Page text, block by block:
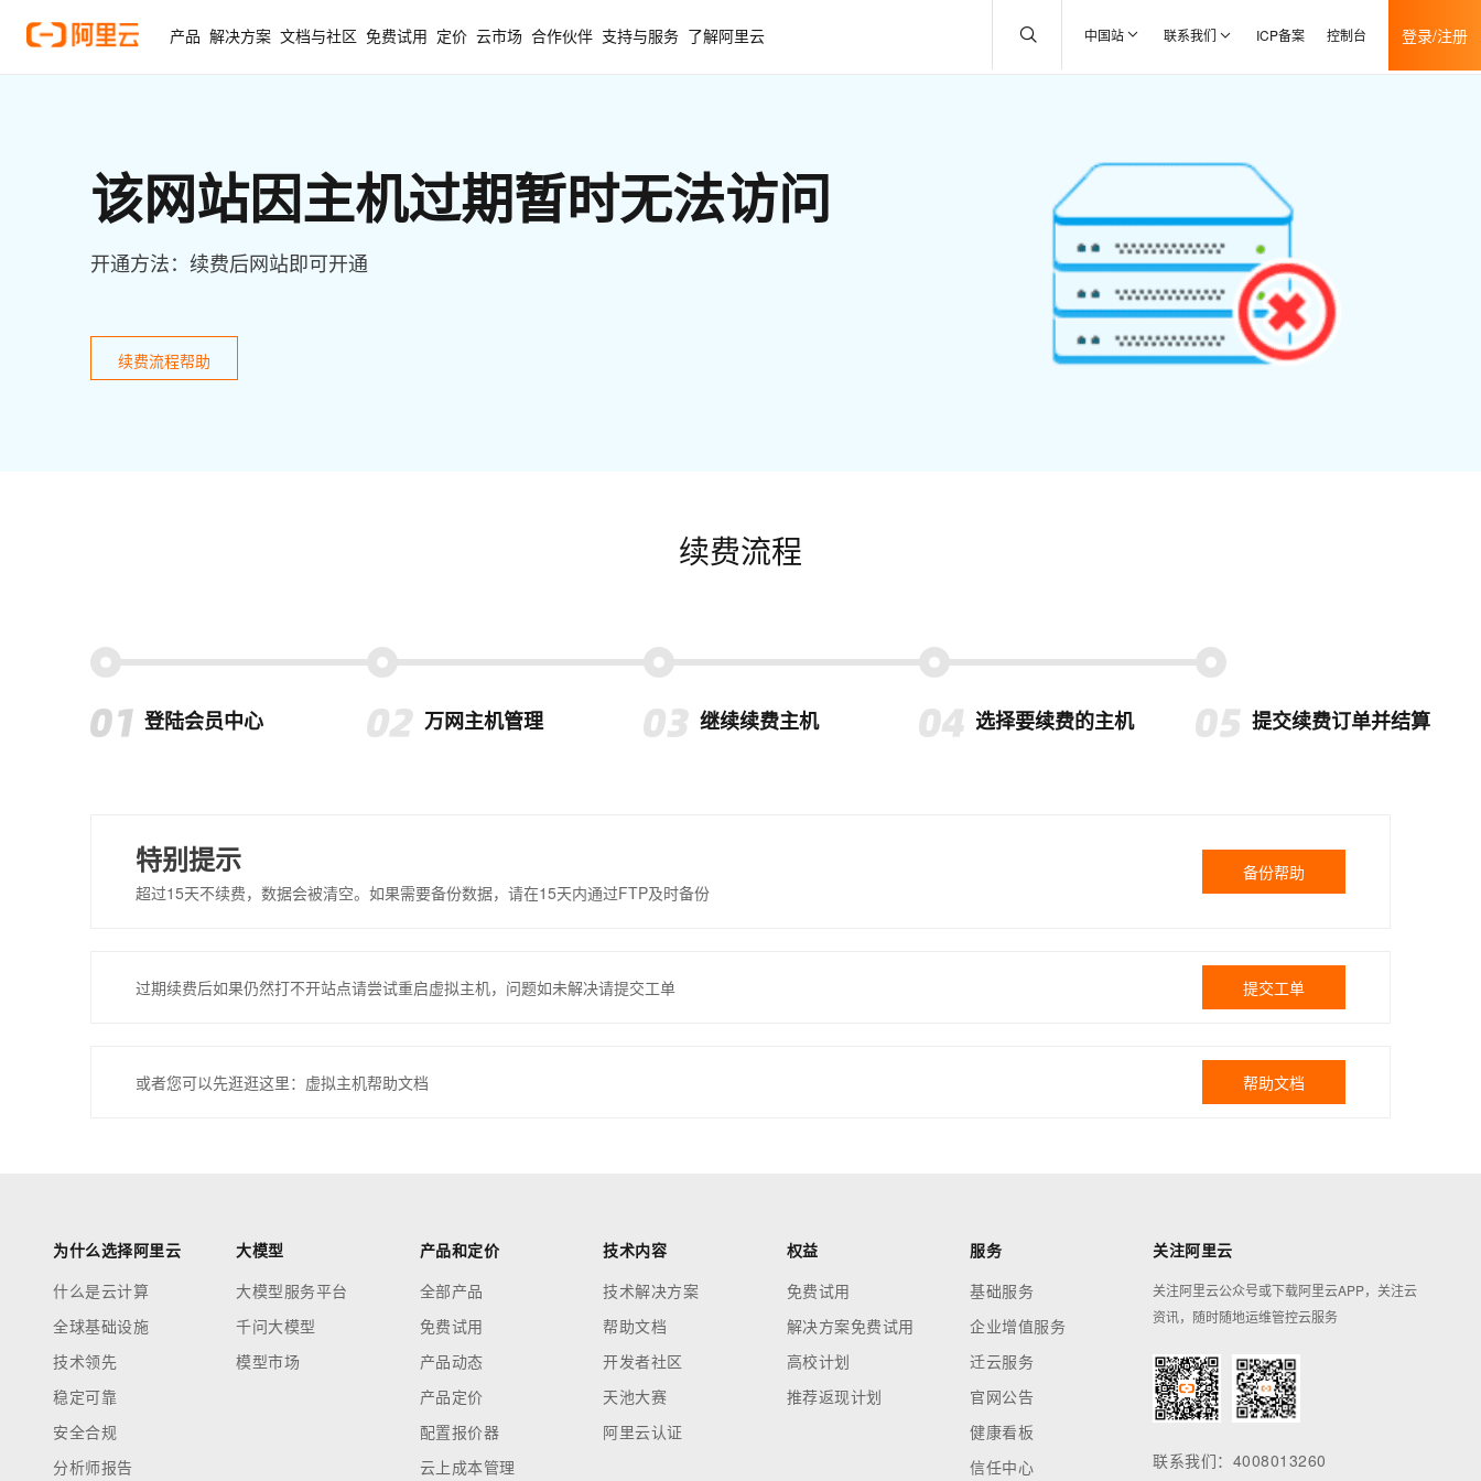
产品 解决方案 文档与社区 免费试用 定价 云市场 合作伙伴 支持与服务 了解阿里云 中国站 联系我们 ICP备案 控制台 登录/注册
该网站因主机过期暂时无法访问
开通方法：续费后网站即可开通
续费流程帮助
续费流程
登陆会员中心 万网主机管理 继续续费主机 选择要续费的主机 提交续费订单并结算
特别提示
超过15天不续费，数据会被清空。如果需要备份数据，请在15天内通过FTP及时备份
备份帮助
过期续费后如果仍然打不开站点请尝试重启虚拟主机，问题如未解决请提交工单 提交工单
或者您可以先逛逛这里：虚拟主机帮助文档 帮助文档